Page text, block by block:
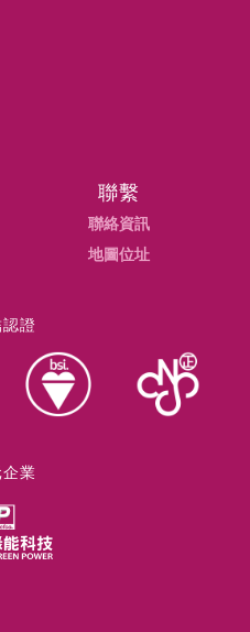
聯繫
聯絡資訊
地圖位址
證
企業